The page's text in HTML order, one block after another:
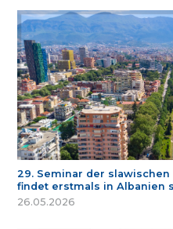
29. Seminar der
findet erstmals in Albanien
26.05.2026